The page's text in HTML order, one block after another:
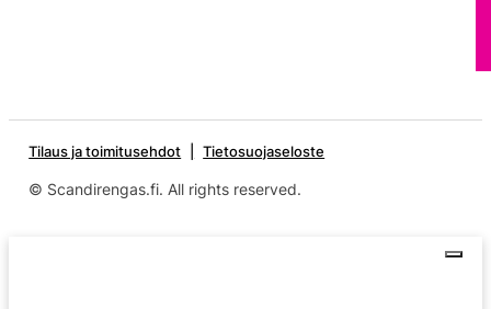
Tilaus ja toimitusehdot Tietosuojaseloste
© Scandirengas.fi. All rights reserved.